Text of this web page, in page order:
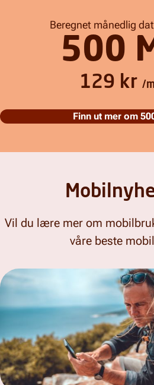
Beregnet månedlig
500
129 kr /
Finn ut mer om
Vil du lære mer om
våre beste